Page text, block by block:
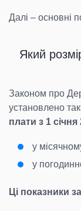
Далі – основні
Який
Законом про
установлено
плати з 1
у
у
Ці показники